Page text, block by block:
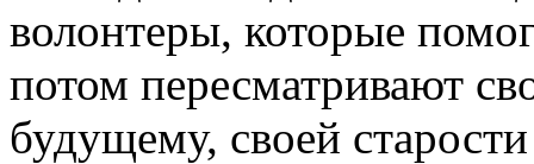
волонтеры, которые
потом пересматривают
будущему, своей